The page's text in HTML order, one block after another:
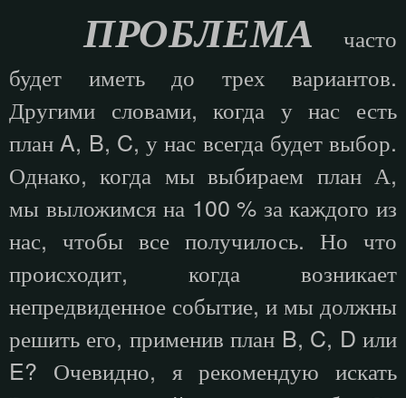
ПРОБЛЕМА часто
будет иметь до трех вариантов.
Другими словами, когда у нас есть
план A, B, C, у нас всегда будет выбор.
Однако, когда мы выбираем план А,
мы выложимся на 100 % за каждого из
нас, чтобы все получилось. Но что
происходит, когда возникает
непредвиденное событие, и мы должны
решить его, применив план B, C, D или
E? Очевидно, я рекомендую искать